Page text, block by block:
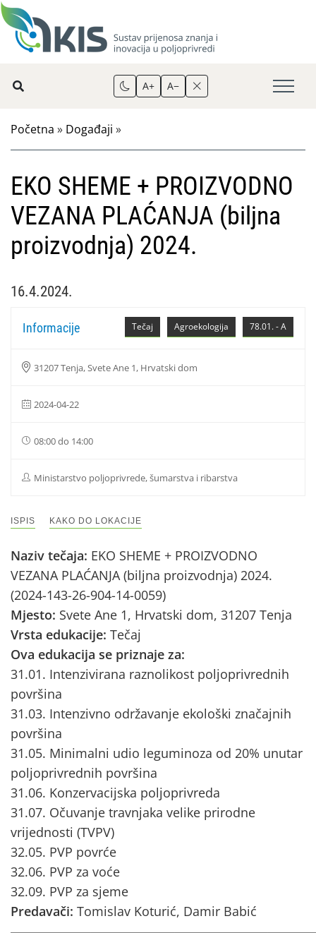
A+ A−
Početna » Događaji »
EKO SHEME + PROIZVODNO
VEZANA PLAĆANJA (biljna
proizvodnja) 2024.
16.4.2024.
78.01. - A
Agroekologija
Tečaj
Informacije
31207 Tenja, Svete Ane 1, Hrvatski dom
2024-04-22
08:00 do 14:00
Ministarstvo poljoprivrede, šumarstva i ribarstva
ISPIS KAKO DO LOKACIJE
Naziv tečaja: EKO SHEME + PROIZVODNO
VEZANA PLAĆANJA (biljna proizvodnja) 2024.
(2024-143-26-904-14-0059)
Mjesto: Svete Ane 1, Hrvatski dom, 31207 Tenja
Vrsta edukacije: Tečaj
Ova edukacija se priznaje za:
31.01. Intenzivirana raznolikost poljoprivrednih
površina
31.03. Intenzivno održavanje ekološki značajnih
površina
31.05. Minimalni udio leguminoza od 20% unutar
poljoprivrednih površina
31.06. Konzervacijska poljoprivreda
31.07. Očuvanje travnjaka velike prirodne
vrijednosti (TVPV)
32.05. PVP povrće
32.06. PVP za voće
32.09. PVP za sjeme
Predavači: Tomislav Koturić, Damir Babić